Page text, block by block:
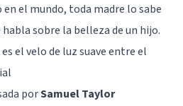
el mundo, toda madre lo sabe
sobre la belleza de un hijo.
el velo de luz suave entre el
porSamuel Taylor